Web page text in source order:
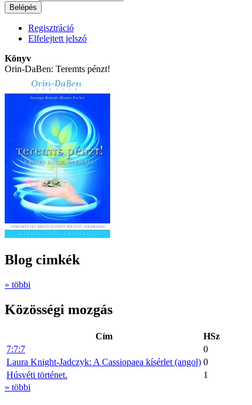
Regisztráció
Elfelejtett jelszó
Könyv
Orin-DaBen: Teremts pénzt!
Blog cimkék
» többi
Közösségi mozgás
Cím
HSz
7:7:7
0
Laura Knight-Jadczyk: A Cassiopaea kísérlet (angol) 0
Húsvéti történet.
1
» többi